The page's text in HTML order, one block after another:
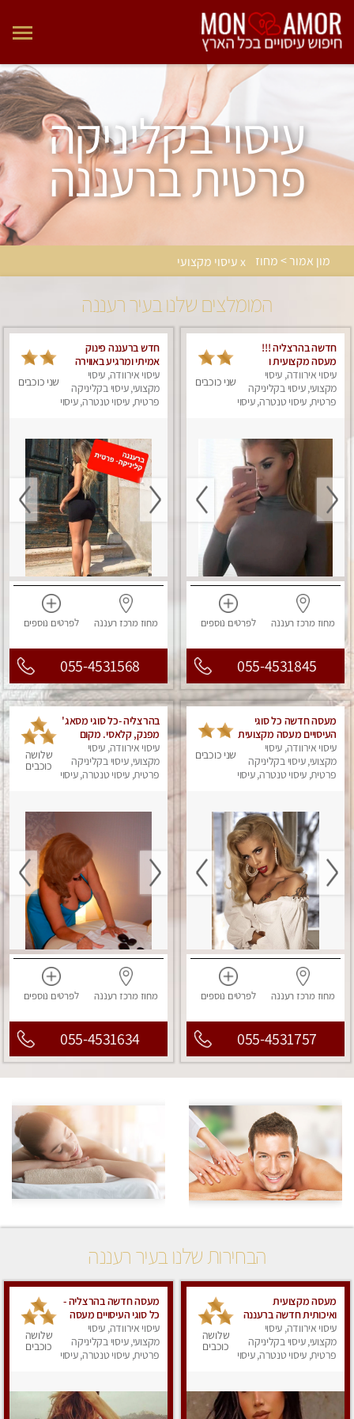
עיסוי בקליניקה
פרטית ברעננה
מון אמור > מחוז x עיסוי מקצועי
המומלצים שלנו בעיר רעננה
חדשה בהרצליה !!!
מעסה מקצועית ו
סבלנית עם ידיים זהב,
מזמינה אותך ל עיסוי
שוודי מקצועי ללא מין ....
עיסוי אירוודה, עיסוי
מקצועי, עיסוי בקליניקה
פרטית, עיסוי טנטרה, עיסוי
שני כוכבים
מחוז מרכז רעננה לפרטים נוספים
055-4531845
חדש ברעננה פינוק
אמיתי ומרגיע באווירה
רומנטית
עיסוי אירוודה, עיסוי
מקצועי, עיסוי בקליניקה
פרטית, עיסוי טנטרה, עיסוי
שני כוכבים
מחוז מרכז רעננה לפרטים נוספים
055-4531568
מעסה חדשה כל סוגי
העיסויים מעסה מקצועית
ואיכותית פרטי!!!
עיסוי אירוודה, עיסוי
מקצועי, עיסוי בקליניקה
פרטית, עיסוי טנטרה, עיסוי
שני כוכבים
מחוז מרכז רעננה לפרטים נוספים
055-4531757
בהרצליה -כל סוגי מסאג'
מפנק, קלאסי. מקום
פרטי
עיסוי אירוודה, עיסוי
מקצועי, עיסוי בקליניקה
פרטית, עיסוי טנטרה, עיסוי
שלושה
כוכבים
מחוז מרכז רעננה לפרטים נוספים
055-4531634
הבחירות שלנו בעיר רעננה
מעסה מקצועית
ואיכותית חדשה ברעננה
עיסוי אירוודה, עיסוי
מקצועי, עיסוי בקליניקה
פרטית, עיסוי טנטרה, עיסוי
שלושה
כוכבים
מעסה חדשה בהרצליה -
כל סוגי העיסויים מעסה
מקצועית ואיכותית
פרטי!!!מומלץ לחלוטין!!
אירוח ברמה אחרת
עיסוי אירוודה, עיסוי
מקצועי, עיסוי בקליניקה
פרטית, עיסוי טנטרה, עיסוי
שלושה
כוכבים